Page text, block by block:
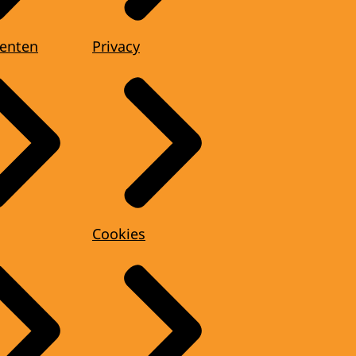
Privacy
Cookies